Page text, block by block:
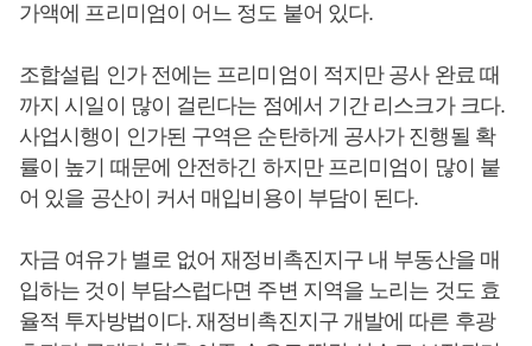
가액에 프리미엄이 어느 정도 붙어 있다.
조합설립 인가 전에는 프리미엄이 적지만 공사 완료 때
까지 시일이 많이 걸린다는 점에서 기간 리스크가 크다.
사업시행이 인가된 구역은 순탄하게 공사가 진행될 확
률이 높기 때문에 안전하긴 하지만 프리미엄이 많이 붙
어 있을 공산이 커서 매입비용이 부담이 된다.
자금 여유가 별로 없어 재정비촉진지구 내 부동산을 매
입하는 것이 부담스럽다면 주변 지역을 노리는 것도 효
율적 투자방법이다. 재정비촉진지구 개발에 따른 후광